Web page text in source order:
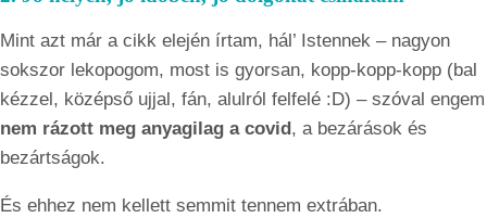
Mint azt már a cikk elején írtam, hál’ Istennek – nagyon
sokszor lekopogom, most is gyorsan, kopp-kopp-kopp (bal
kézzel, középső ujjal, fán, alulról felfelé :D) – szóval engem
nem rázott meg anyagilag a covid, a bezárások és
bezártságok.
És ehhez nem kellett semmit tennem extrában.